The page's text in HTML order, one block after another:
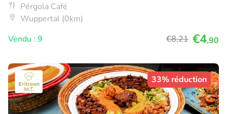
Pérgola Café
Wuppertal (0km)
Vendu : 9
€8,21 €4,90
33% réduction